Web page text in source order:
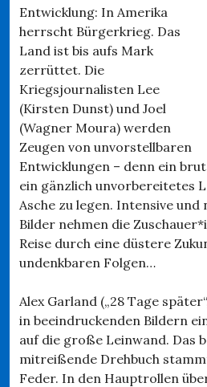
Entwicklung: In Amerika
herrscht Bürgerkrieg. Das
Land ist bis aufs Mark
zerrüttet. Die
Kriegsjournalisten Lee
(Kirsten Dunst) und Joel
(Wagner Moura) werden
Zeugen von unvorstellbaren
Entwicklungen – denn ein
ein gänzlich unvorbereitetes
Asche zu legen. Intensive und
Bilder nehmen die
Reise durch eine düstere
undenkbaren Folgen…
Alex Garland („28 Tage
in beeindruckenden Bildern
auf die große Leinwand. Das
mitreißende Drehbuch
Feder. In den Hauptrollen